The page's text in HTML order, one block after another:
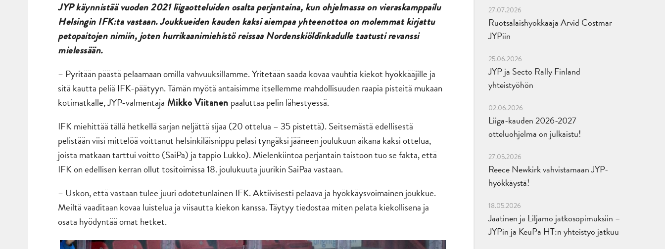
JYP käynnistää vuoden 2021 liigaotteluiden osalta perjantaina, kun ohjelmassa on vieraskamppailu
Helsingin IFK:ta vastaan. Joukkueiden kauden kaksi aiempaa yhteenottoa on molemmat kirjattu
petopaitojen nimiin, joten hurrikaanimiehistö reissaa Nordenskiöldinkadulle taatusti revanssi
mielessään.
– Pyritään päästä pelaamaan omilla vahvuuksillamme. Yritetään saada kovaa vauhtia kiekot hyökkääjille ja
sitä kautta peliä IFK-päätyyn. Tämän myötä antaisimme itsellemme mahdollisuuden raapia pisteitä mukaan
kotimatkalle, JYP-valmentaja Mikko Viitanen paaluttaa pelin lähestyessä.
IFK miehittää tällä hetkellä sarjan neljättä sijaa (20 ottelua – 35 pistettä). Seitsemästä edellisestä
pelistään viisi mittelöä voittanut helsinkiläisnippu pelasi tyngäksi jääneen joulukuun aikana kaksi ottelua,
joista matkaan tarttui voitto (SaiPa) ja tappio Lukko). Mielenkiintoa perjantain taistoon tuo se fakta, että
IFK on edellisen kerran ollut tositoimissa 18. joulukuuta juurikin SaiPaa vastaan.
– Uskon, että vastaan tulee juuri odotetunlainen IFK. Aktiivisesti pelaava ja hyökkäysvoimainen joukkue.
Meiltä vaaditaan kovaa luistelua ja viisautta kiekon kanssa. Täytyy tiedostaa miten pelata kiekollisena ja
osata hyödyntää omat hetket.
27.07.2026
Ruotsalaishyökkääjä Arvid Costmar
JYPiin
25.06.2026
JYP ja Secto Rally Finland
yhteistyöhön
02.06.2026
Liiga-kauden 2026-2027
otteluohjelma on julkaistu!
27.05.2026
Reece Newkirk vahvistamaan JYP-
hyökkäystä!
18.05.2026
Jaatinen ja Liljamo jatkosopimuksiin –
JYPin ja KeuPa HT:n yhteistyö jatkuu